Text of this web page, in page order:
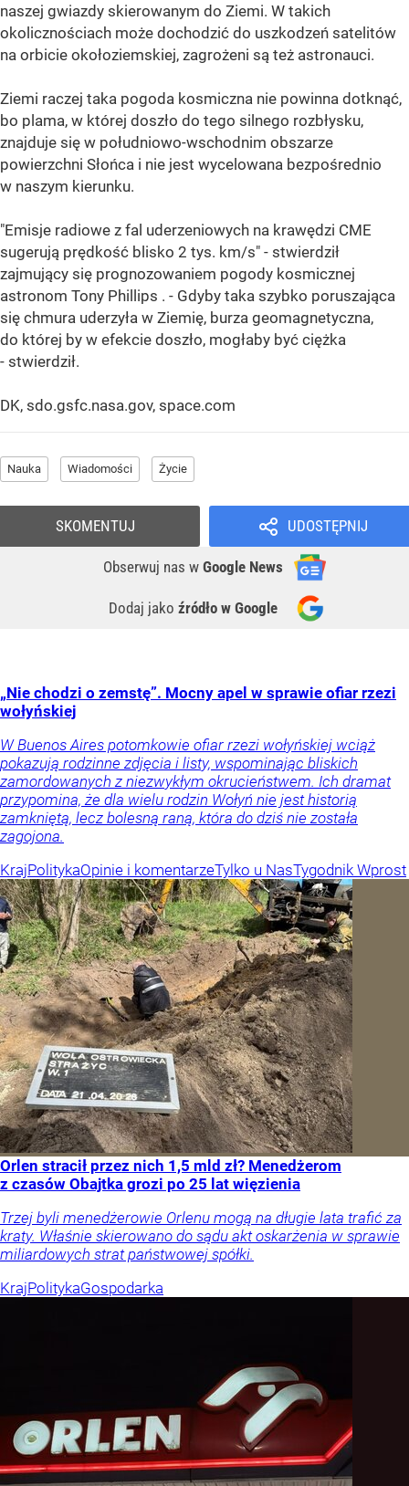
naszej gwiazdy skierowanym do Ziemi. W takich
okolicznościach może dochodzić do uszkodzeń satelitów
na orbicie okołoziemskiej, zagrożeni są też astronauci.
Ziemi raczej taka pogoda kosmiczna nie powinna dotknąć,
bo plama, w której doszło do tego silnego rozbłysku,
znajduje się w południowo-wschodnim obszarze
powierzchni Słońca i nie jest wycelowana bezpośrednio
w naszym kierunku.
"Emisje radiowe z fal uderzeniowych na krawędzi CME
sugerują prędkość blisko 2 tys. km/s" - stwierdził
zajmujący się prognozowaniem pogody kosmicznej
astronom Tony Phillips . - Gdyby taka szybko poruszająca
się chmura uderzyła w Ziemię, burza geomagnetyczna,
do której by w efekcie doszło, mogłaby być ciężka
- stwierdził.
DK, sdo.gsfc.nasa.gov, space.com
Nauka Wiadomości Życie
UDOSTĘPNIJ
Obserwuj nas w Google News
Dodaj jako źródło w Google
SKOMENTUJ
„Nie chodzi o zemstę”. Mocny apel w sprawie ofiar rzezi
wołyńskiej
W Buenos Aires potomkowie ofiar rzezi wołyńskiej wciąż
pokazują rodzinne zdjęcia i listy, wspominając bliskich
zamordowanych z niezwykłym okrucieństwem. Ich dramat
przypomina, że dla wielu rodzin Wołyń nie jest historią
zamkniętą, lecz bolesną raną, która do dziś nie została
zagojona.
KrajPolitykaOpinie i komentarzeTylko u NasTygodnik Wprost
Orlen stracił przez nich 1,5 mld zł? Menedżerom
z czasów Obajtka grozi po 25 lat więzienia
Trzej byli menedżerowie Orlenu mogą na długie lata trafić za
kraty. Właśnie skierowano do sądu akt oskarżenia w sprawie
miliardowych strat państwowej spółki.
KrajPolitykaGospodarka